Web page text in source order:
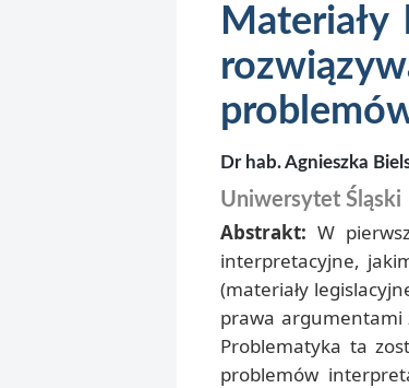
Materiały
Dr hab. Agnieszka
Uniwersytet Śląski
Abstrakt: W
interpretacyjne,
(materiały
prawa argumentami
Problematyka ta
problemów